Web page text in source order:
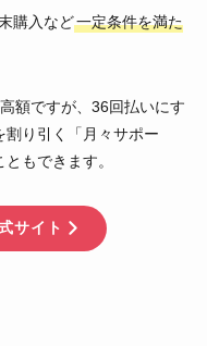
購入など一定条件を満た
額ですが、36回払いにす
り引く「月々サポー
もできます。
サイト